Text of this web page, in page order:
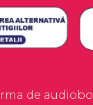
de